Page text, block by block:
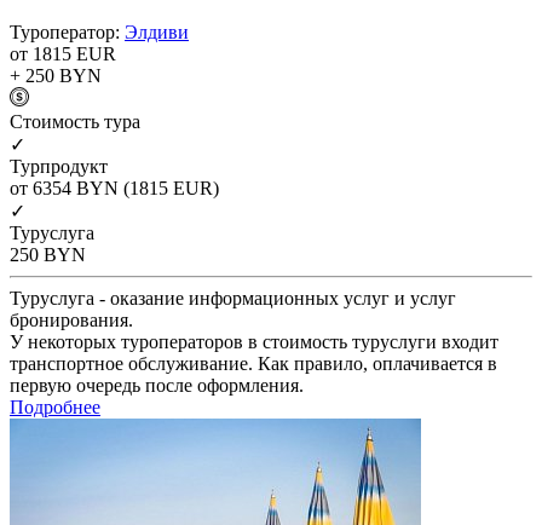
Туроператор: Элдиви
от 1815 EUR
+ 250 BYN
Cтоимость тура
✓
Турпродукт
от 6354 BYN (1815 EUR)
✓
Туруслуга
250 BYN
Туруслуга - оказание информационных услуг и услуг
бронирования.
У некоторых туроператоров в стоимость туруслуги входит
транспортное обслуживание. Как правило, оплачивается в
первую очередь после оформления.
Подробнее